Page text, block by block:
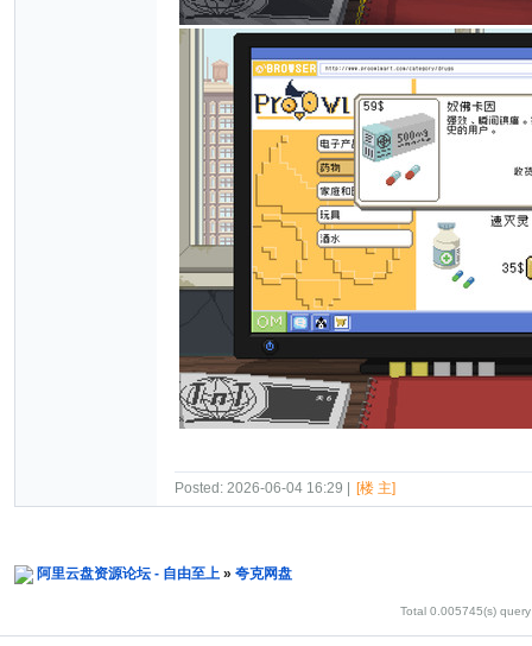
Posted: 2026-06-04 16:29 | [楼 主]
阿里云盘资源论坛 - 自由至上 » 夸克网盘
Total 0.005745(s)